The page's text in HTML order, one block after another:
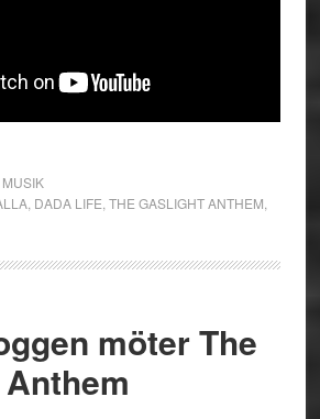
MUSIK
, DADA LIFE THE GASLIGHT ANTHEM
möter The